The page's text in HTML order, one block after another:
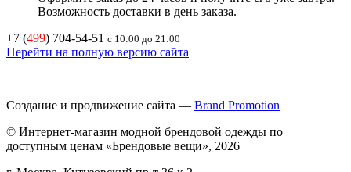
Возможность доставки в день заказа.
+7 (499) 704-54-51 с 10:00 до 21:00
Перейти на полную версию сайта
Создание и продвижение сайта — Brand Promotion
© Интернет-магазин модной брендовой одежды по
доступным ценам «Брендовые вещи», 2026